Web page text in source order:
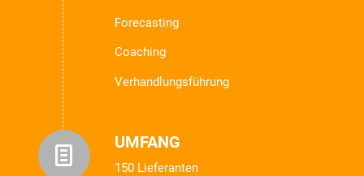
Forecasting
Coaching
Verhandlungsführung
UMFANG
150 Lieferanten